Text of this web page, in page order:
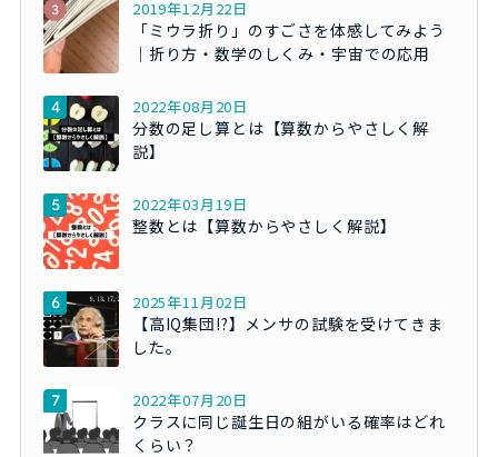
2019年12月22日
「ミウラ折り」のすごさを体感してみよう
｜折り方・数学のしくみ・宇宙での応用
2022年08月20日
分数の足し算とは【算数からやさしく解
説】
2022年03月19日
整数とは【算数からやさしく解説】
2025年11月02日
【高IQ集団!?】メンサの試験を受けてきま
した。
2022年07月20日
クラスに同じ誕生日の組がいる確率はどれ
くらい？